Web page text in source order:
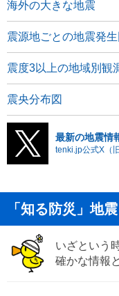
海外の大きな地震
震源地ごとの地震発
震度3以上の地域別観
震央分布図
最新の地震情
tenki.jp公式X（
「知る防災」地震
いざという
確かな情報